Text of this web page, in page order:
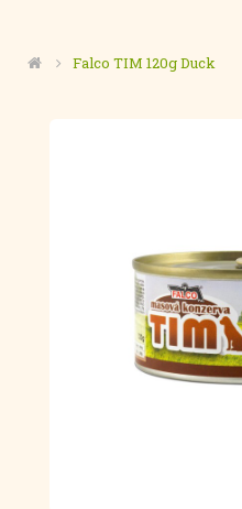
Falco TIM 120g Duck